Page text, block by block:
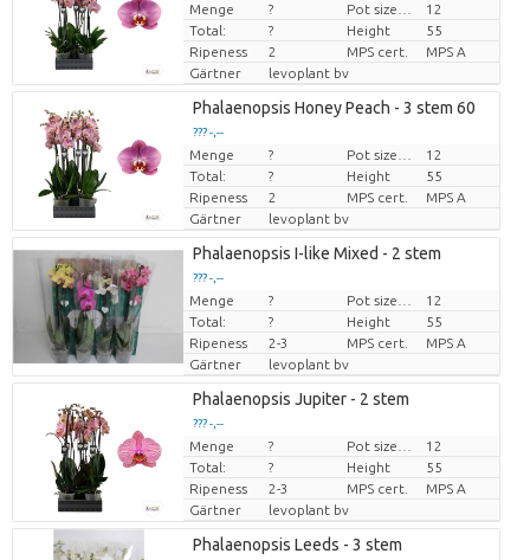
Preis pro Stück
Menge ?
12
Total:
? Height
55
Ripeness
2 MPS cert.
MPS A
Gärtner
levoplant bv
Phalaenopsis Honey Peach - 3 stem 60
??? -,--
Preis pro Stück
Menge ?
12
Total:
? Height
55
Ripeness
2 MPS cert.
MPS A
Gärtner
levoplant bv
Phalaenopsis I-like Mixed - 2 stem
??? -,--
Preis pro Stück
Menge ?
12
Total:
? Height
55
Ripeness
2-3 MPS cert.
MPS A
Gärtner
levoplant bv
Phalaenopsis Jupiter - 2 stem
??? -,--
Preis pro Stück
Menge ?
12
Total:
? Height
55
Ripeness
2-3 MPS cert.
MPS A
Gärtner
levoplant bv
Phalaenopsis Leeds - 3 stem